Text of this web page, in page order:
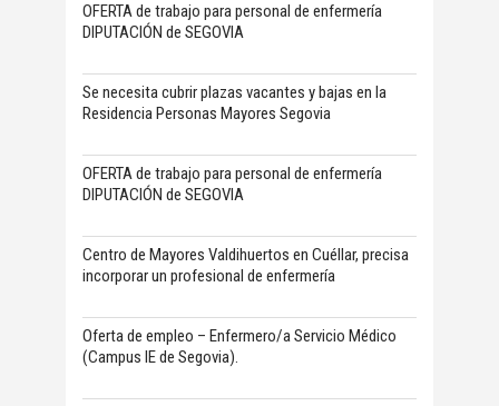
OFERTA de trabajo para personal de enfermería
DIPUTACIÓN de SEGOVIA
Se necesita cubrir plazas vacantes y bajas en la
Residencia Personas Mayores Segovia
OFERTA de trabajo para personal de enfermería
DIPUTACIÓN de SEGOVIA
Centro de Mayores Valdihuertos en Cuéllar, precisa
incorporar un profesional de enfermería
Oferta de empleo – Enfermero/a Servicio Médico
(Campus IE de Segovia).